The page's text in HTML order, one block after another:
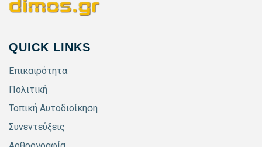
QUICK LINKS
Επικαιρότητα
Πολιτική
Τοπική Αυτοδιοίκηση
Συνεντεύξεις